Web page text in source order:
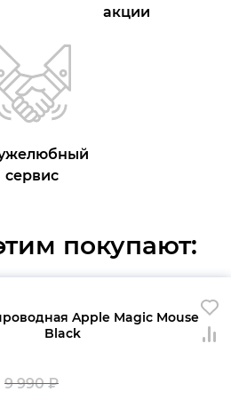
акции
сервис
покупают:
Apple Magic Mouse
Black
9 990₽